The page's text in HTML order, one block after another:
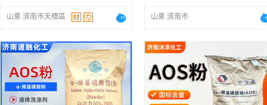
山東 濟南市天橋區 山東 濟南市